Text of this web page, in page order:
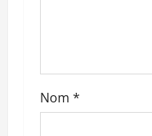
l
e
Nom *